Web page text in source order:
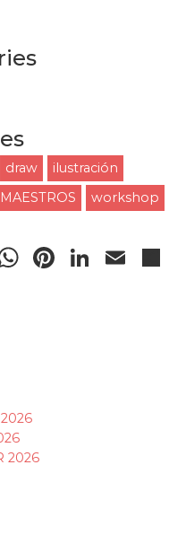
draw
ilustración
workshop
WhatsApp
Pinterest
2026